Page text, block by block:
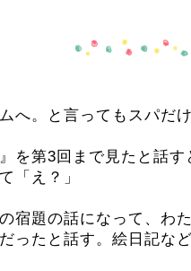
へ。と言ってもスパだ
を第3回まで見たと話
「え？」
宿題の話になって、わ
ったと話す。絵日記な